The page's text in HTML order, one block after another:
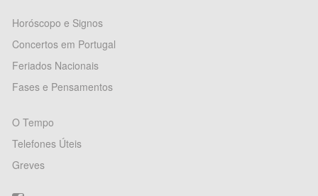
Horóscopo e Signos
Concertos em Portugal
Feriados Nacionais
Fases e Pensamentos
O Tempo
Telefones Úteis
Greves